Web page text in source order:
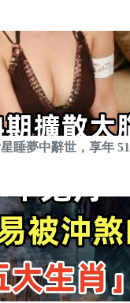
睡夢中辭世，享年